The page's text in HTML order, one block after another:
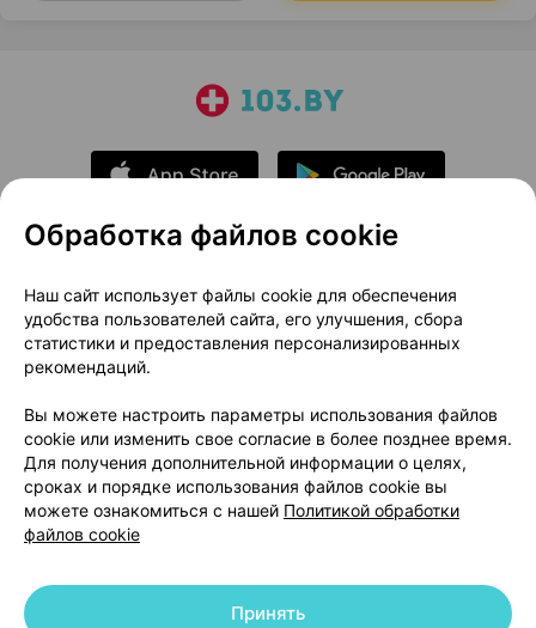
О проекте
Новости проекта
Размещение рекламы
Медицинский маркетинг
Публичный договор
Доставка
Способы оплаты
Вакансии
Партнеры
Написать руководителю 103.by
Написать в поддержку
Персональные настройки Cookie
Обработка файлов cookie
Наш сайт использует файлы cookie для обеспечения
удобства пользователей сайта, его улучшения, сбора
статистики и предоставления персонализированных
рекомендаций.
Вы можете настроить параметры использования файлов
cookie или изменить свое согласие в более позднее время.
Для получения дополнительной информации о целях,
сроках и порядке использования файлов cookie вы
можете ознакомиться с нашей Политикой обработки
файлов cookie
Принять